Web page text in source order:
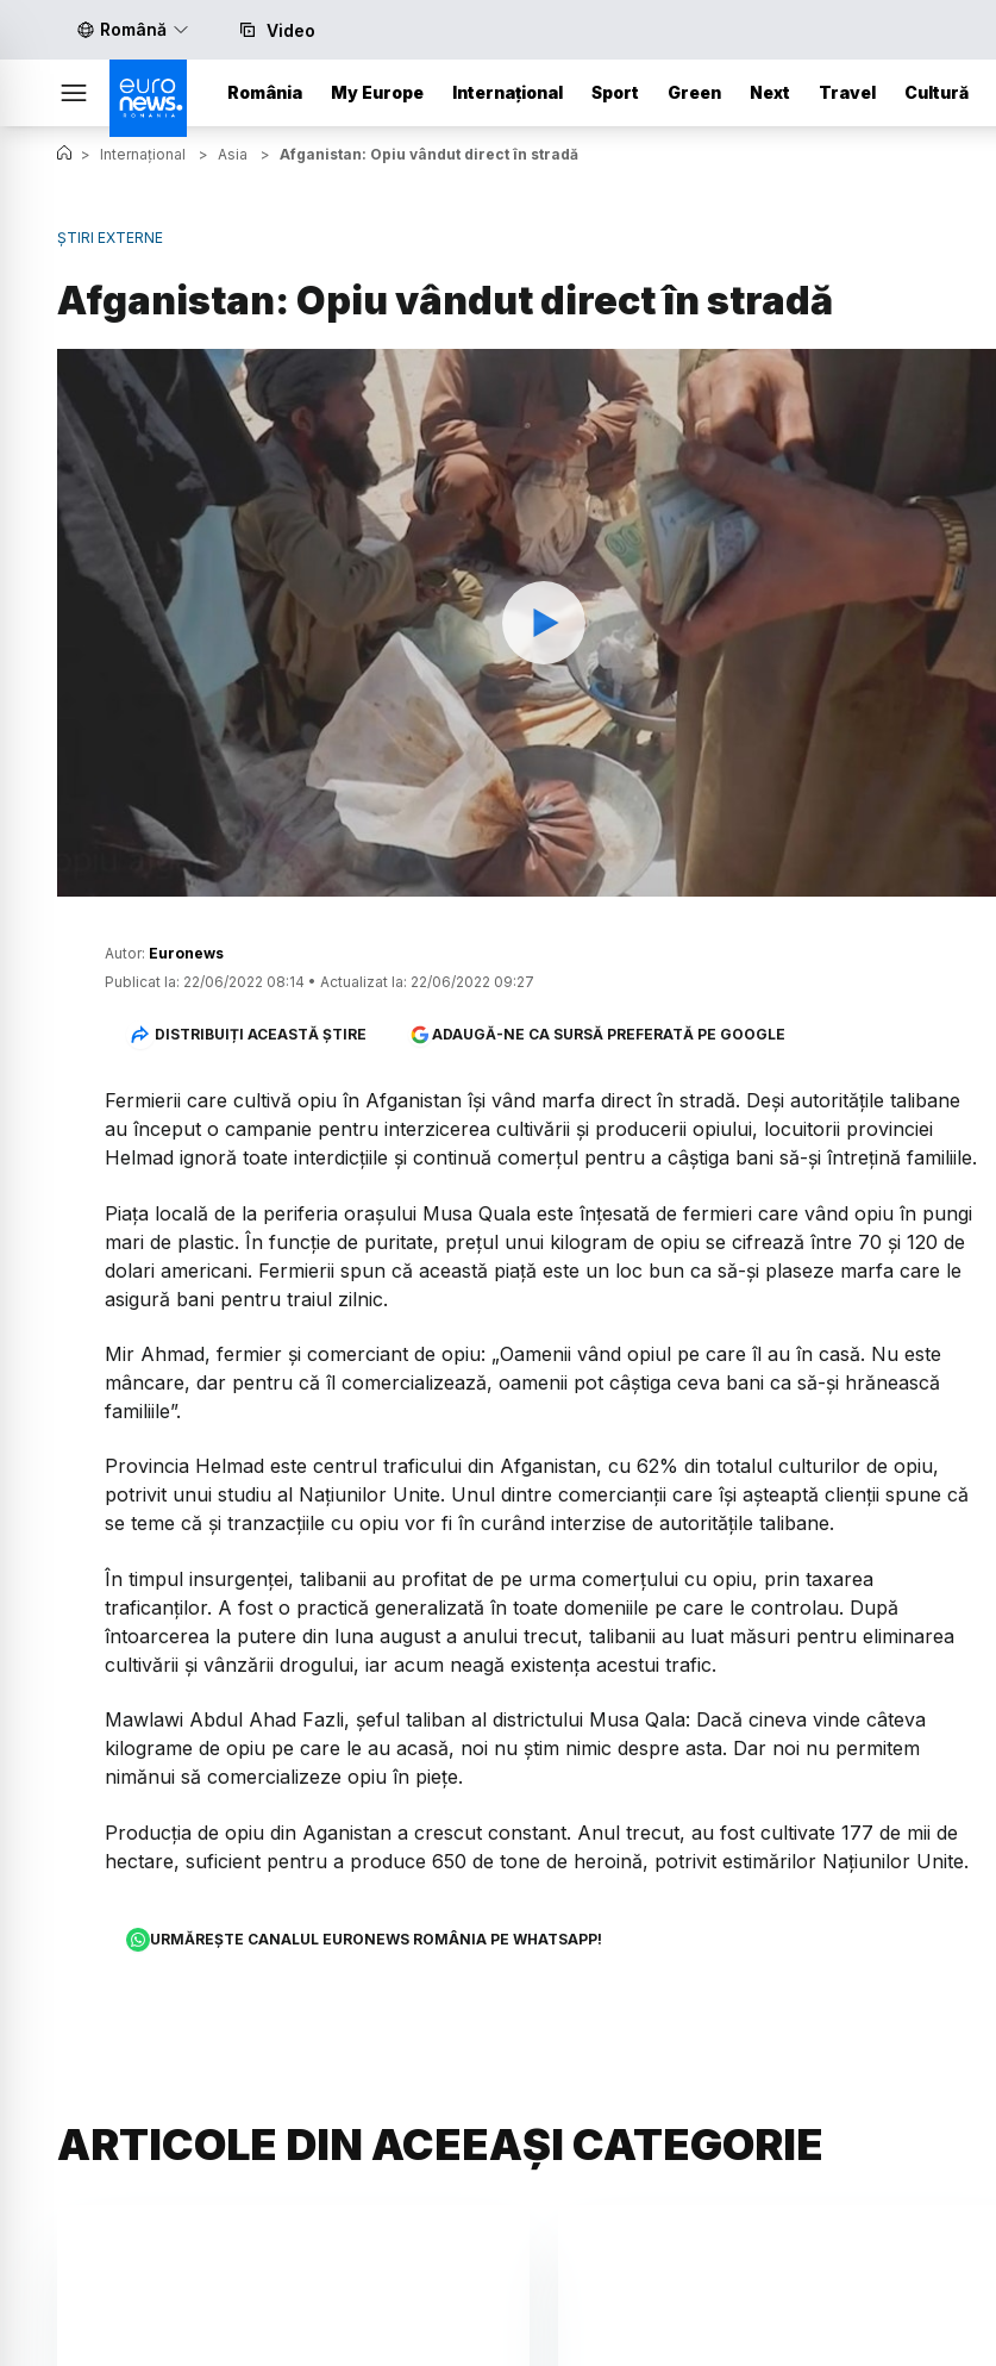
Română Video
România My Europe Internațional Sport Green Next Travel Cultură
> Internațional > Asia > Afganistan: Opiu vândut direct în stradă
ȘTIRI EXTERNE
Afganistan: Opiu vândut direct în stradă
Watch
Autor: Euronews
Publicat la: 22/06/2022 08:14 • Actualizat la: 22/06/2022 09:27
DISTRIBUIȚI ACEASTĂ ȘTIRE ADAUGĂ-NE CA SURSĂ PREFERATĂ PE GOOGLE
Fermierii care cultivă opiu în Afganistan își vând marfa direct în stradă. Deși autoritățile talibane
au început o campanie pentru interzicerea cultivării și producerii opiului, locuitorii provinciei
Helmad ignoră toate interdicțiile și continuă comerțul pentru a câștiga bani să-și întrețină familiile.
Piața locală de la periferia orașului Musa Quala este înțesată de fermieri care vând opiu în pungi
mari de plastic. În funcție de puritate, prețul unui kilogram de opiu se cifrează între 70 și 120 de
dolari americani. Fermierii spun că această piață este un loc bun ca să-și plaseze marfa care le
asigură bani pentru traiul zilnic.
Mir Ahmad, fermier și comerciant de opiu: „Oamenii vând opiul pe care îl au în casă. Nu este
mâncare, dar pentru că îl comercializează, oamenii pot câștiga ceva bani ca să-și hrănească
familiile”.
Provincia Helmad este centrul traficului din Afganistan, cu 62% din totalul culturilor de opiu,
potrivit unui studiu al Națiunilor Unite. Unul dintre comercianții care își așteaptă clienții spune că
se teme că și tranzacțiile cu opiu vor fi în curând interzise de autoritățile talibane.
În timpul insurgenței, talibanii au profitat de pe urma comerțului cu opiu, prin taxarea
traficanților. A fost o practică generalizată în toate domeniile pe care le controlau. După
întoarcerea la putere din luna august a anului trecut, talibanii au luat măsuri pentru eliminarea
cultivării și vânzării drogului, iar acum neagă existența acestui trafic.
Mawlawi Abdul Ahad Fazli, șeful taliban al districtului Musa Qala: Dacă cineva vinde câteva
kilograme de opiu pe care le au acasă, noi nu știm nimic despre asta. Dar noi nu permitem
nimănui să comercializeze opiu în piețe.
Producția de opiu din Aganistan a crescut constant. Anul trecut, au fost cultivate 177 de mii de
hectare, suficient pentru a produce 650 de tone de heroină, potrivit estimărilor Națiunilor Unite.
URMĂREȘTE CANALUL EURONEWS ROMÂNIA PE WHATSAPP!
ARTICOLE DIN ACEEAȘI CATEGORIE